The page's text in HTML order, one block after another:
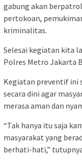
gabung akan
pertokoan,
kriminalitas.
Selesai kegiatan kita
Polres Metro Jakarta
Kegiatan preventif ini
secara dini agar
merasa aman dan
“Tak hanya itu saja
masyarakat yang
berhati-hati,”